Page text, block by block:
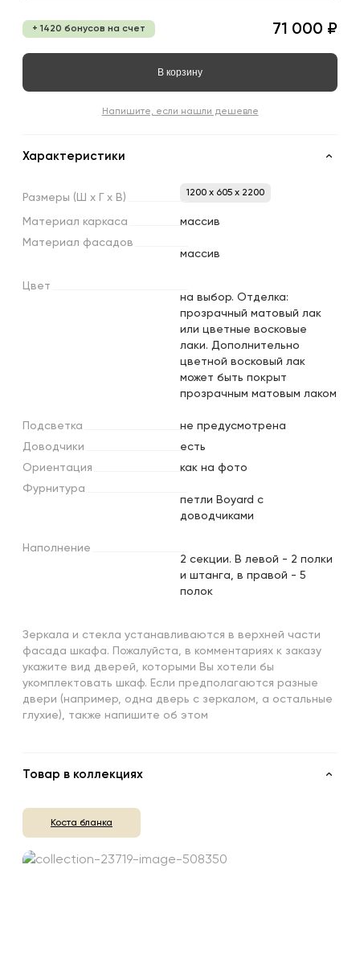
+ 1420 бонусов на счет 71 000 ₽
В корзину
Напишите, если нашли дешевле
Характеристики
Размеры (Ш х х В) 1200 x 605 x 2200
Материал каркаса
массив
Материал фасадов
массив
Цвет
на выбор. Отделка:
прозрачный матовый лак
или цветные восковые
лаки. Дополнительно
цветной восковый лак
может быть покрыт
прозрачным матовым лаком
Подсветка
не предусмотрена
Доводчики
есть
Ориентация
как на фото
Фурнитура
петли Boyard с
доводчиками
Наполнение
2 секции. В левой - 2 полки
и штанга, в правой - 5
полок
Зеркала и стекла устанавливаются в верхней части
фасада шкафа. Пожалуйста, в комментариях к заказу
укажите вид дверей, которыми Вы хотели бы
укомплектовать шкаф. Если предполагаются разные
двери (например, одна дверь с зеркалом, а остальные
глухие), также напишите об этом
Товар в коллекциях
Коста бланка